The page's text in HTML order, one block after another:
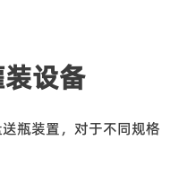
设备
瓶装置，对于不同规格